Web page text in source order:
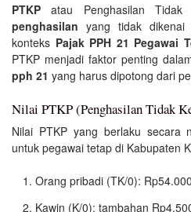
PTKP atau Penghasilan
penghasilan yang tidak dikenai
konteks Pajak PPH 21 Pegawai
PTKP menjadi faktor penting
pph 21 yang harus dipotong dari
Nilai PTKP (Penghasilan Tidak
Nilai PTKP yang berlaku secara
untuk pegawai tetap di Kabupaten
Orang pribadi (TK/0):
Kawin (K/0): tambahan